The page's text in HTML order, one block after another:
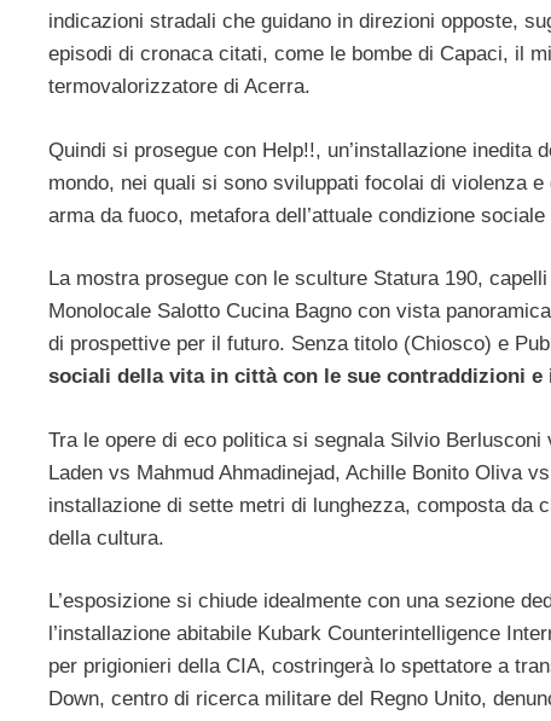
indicazioni stradali che guidano in direzioni opposte,
episodi di cronaca citati, come le bombe di Capaci, il
termovalorizzatore di Acerra.
Quindi si prosegue con Help!!, un’installazione inedita
mondo, nei quali si sono sviluppati focolai di violenza
arma da fuoco, metafora dell’attuale condizione
La mostra prosegue con le sculture Statura 190,
Monolocale Salotto Cucina Bagno con vista
di prospettive per il futuro. Senza titolo (Chiosco) e
sociali della vita in città con le sue contraddizioni e
Tra le opere di eco politica si segnala Silvio
Laden vs Mahmud Ahmadinejad, Achille Bonito Oliva
installazione di sette metri di lunghezza, composta da
della cultura.
L’esposizione si chiude idealmente con una sezione
l’installazione abitabile Kubark Counterintelligence
per prigionieri della CIA, costringerà lo spettatore a
Down, centro di ricerca militare del Regno Unito,